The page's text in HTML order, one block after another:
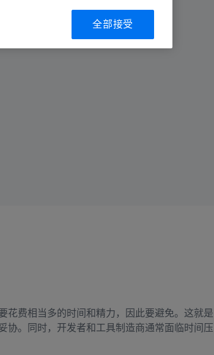
花费相当多的时间和精力，因此要避免。这就是
协。同时，开发者和工具制造商通常面临时间压
全部接受